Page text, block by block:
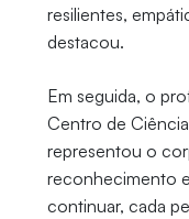
resilientes,
destacou.
Em seguida, o
Centro de
representou o
reconhecimento
continuar, cada